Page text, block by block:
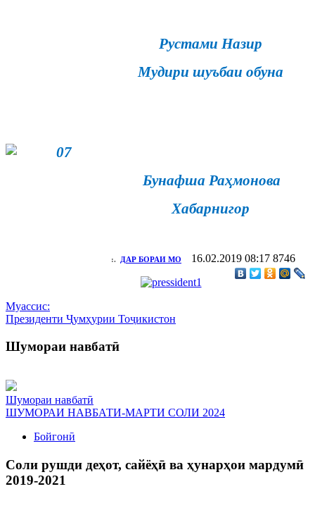
Рустами Назир
Мудири шуъбаи обуна
Бунафша Раҳмонова
Хабарнигор
:. ДАР БОРАИ МО 16.02.2019 08:17 8746
Муассис:
Президенти Ҷумҳурии Тоҷикистон
Шумораи навбатӣ
Шумораи навбатӣ
ШУМОРАИ НАВБАТИ-МАРТИ СОЛИ 2024
Бойгонӣ
Соли рушди деҳот, сайёҳӣ ва ҳунарҳои мардумӣ
2019-2021